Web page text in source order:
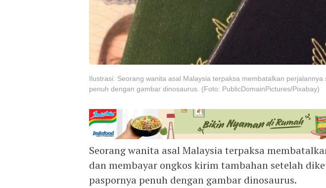
Ilustrasi. Seorang wanita asal Malaysia terpaksa membatalkan
penuh dengan gambar dinosaurus. (Foto: PublicDomainPictures/Pixabay)
Seorang wanita asal Malaysia terpaksa
dan membayar ongkos kirim tambahan setelah
paspornya penuh dengan gambar dinosaurus.